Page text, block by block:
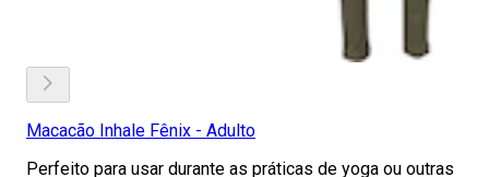
Macacão Inhale Fênix - Adulto
Perfeito para usar durante as práticas de yoga ou outras